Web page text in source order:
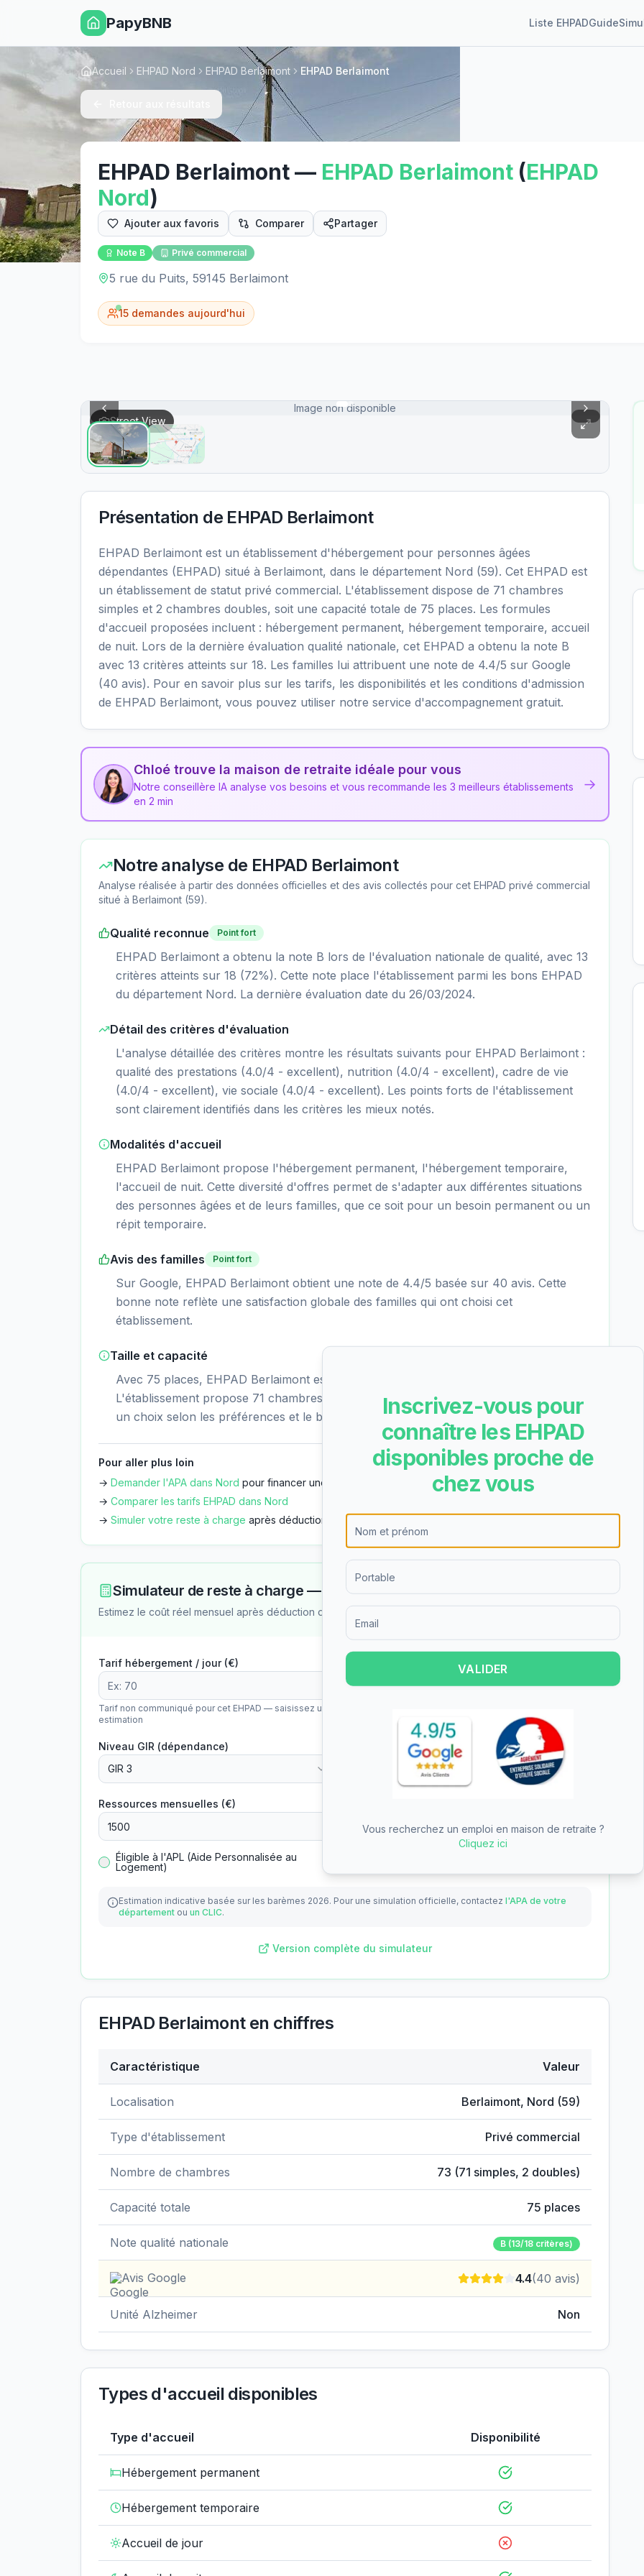
PapyBNB Liste EHPADGuide
Accueil EHPAD Nord EHPAD Berlaimont EHPAD Berlaimont
EHPAD Berlaimont— EHPAD Berlaimont (EHPAD
Nord)
Ajouter aux favoris Comparer Partager
Note B Privé commercial
5 rue du Puits, 59145 Berlaimont
15 demandes aujourd'hui
Image non disponible
Street View
Présentation de EHPAD Berlaimont
EHPAD Berlaimont est un établissement d'hébergement pour personnes âgées
dépendantes (EHPAD) situé à Berlaimont, dans le département Nord (59). Cet EHPAD est
un établissement de statut privé commercial. L'établissement dispose de 71 chambres
simples et 2 chambres doubles, soit une capacité totale de 75 places. Les formules
d'accueil proposées incluent : hébergement permanent, hébergement temporaire, accueil
de nuit. Lors de la dernière évaluation qualité nationale, cet EHPAD a obtenu la note B
avec 13 critères atteints sur 18. Les familles lui attribuent une note de 4.4/5 sur Google
(40 avis). Pour en savoir plus sur les tarifs, les disponibilités et les conditions d'admission
de EHPAD Berlaimont, vous pouvez utiliser notre service d'accompagnement gratuit.
Chloé trouve la maison de retraite idéale pour vous
Notre conseillère IA analyse vos besoins et vous recommande les 3 meilleurs établissements
en 2 min
→
Notre analyse de EHPAD Berlaimont
Analyse réalisée à partir des données officielles et des avis collectés pour cet EHPAD privé commercial
situé à Berlaimont (59).
Qualité reconnue Point fort
EHPAD Berlaimont a obtenu la note B lors de l'évaluation nationale de qualité, avec 13
critères atteints sur 18 (72%). Cette note place l'établissement parmi les bons EHPAD
du département Nord. La dernière évaluation date du 26/03/2024.
Détail des critères d'évaluation
L'analyse détaillée des critères montre les résultats suivants pour EHPAD Berlaimont :
qualité des prestations (4.0/4 - excellent), nutrition (4.0/4 - excellent), cadre de vie
(4.0/4 - excellent), vie sociale (4.0/4 - excellent). Les points forts de l'établissement
sont clairement identifiés dans les critères les mieux notés.
Modalités d'accueil
EHPAD Berlaimont propose l'hébergement permanent, l'hébergement temporaire,
l'accueil de nuit. Cette diversité d'offres permet de s'adapter aux différentes situations
des personnes âgées et de leurs familles, que ce soit pour un besoin permanent ou un
répit temporaire.
Avis des familles Point fort
Sur Google, EHPAD Berlaimont obtient une note de 4.4/5 basée sur 40 avis. Cette
bonne note reflète une satisfaction globale des familles qui ont choisi cet
établissement.
Taille et capacité
Avec 75 places, EHPAD Berlaimont est un établissement de taille moyenne.
L'établissement propose 71 chambres individuelles et 2 chambres doubles, offrant ainsi
un choix selon les préférences et le budget.
Pour aller plus loin
→ Demander l'APA dans Nord pour financer une partie du tarif dépendance
→ Comparer les tarifs EHPAD dans Nord
→ Simuler votre reste à charge après déduction des aides
Simulateur de reste à charge — EHPAD Berlaimont
Estimez le coût réel mensuel après déduction des aides (APA, APL, ASH)
Tarif hébergement / jour (€)
Tarif non communiqué pour cet EHPAD — saisissez une
estimation
Niveau GIR (dépendance)
GIR 3
Ressources mensuelles (€)
Éligible à l'APL (Aide Personnalisée au
Logement)
Reste à charge estimé
Tarif total mensuel 629
− APA (aide dépendance) −364
Estimation indicative basée sur les barèmes 2026. Pour une simulation officielle, contactez l'APA de votre
département ou un CLIC.
Version complète du simulateur
EHPAD Berlaimonten chiffres
Caractéristique Valeur
Localisation Berlaimont, Nord (59)
Type d'établissement Privé commercial
Nombre de chambres 73 (71 simples, 2 doubles)
Capacité totale 75 places
Note qualité nationale B (13/18 critères)
Avis Google 4.4(40 avis)
Unité Alzheimer Non
Types d'accueil disponibles
Type d'accueil Disponibilité
Hébergement permanent
Hébergement temporaire
Accueil de jour
Inscrivez-vous pour
connaître les EHPAD
disponibles proche de
chez vous
VALIDER
Vous recherchez un emploi en maison de retraite ?
Cliquez ici